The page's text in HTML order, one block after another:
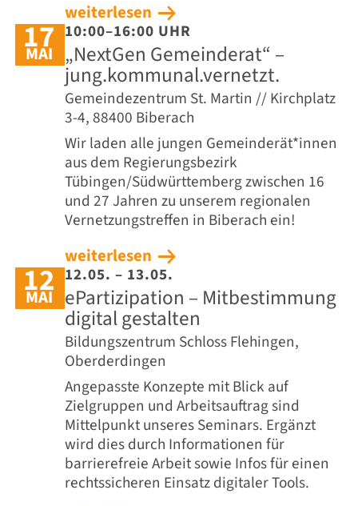
weiterlesen
17
MAI
10:00–16:00 UHR
„NextGen Gemeinderat“ –
jung.kommunal.vernetzt.
Gemeindezentrum St. Martin // Kirchplatz
3-4, 88400 Biberach
Wir laden alle jungen Gemeinderät*innen
aus dem Regierungsbezirk
Tübingen/Südwürttemberg zwischen 16
und 27 Jahren zu unserem regionalen
Vernetzungstreffen in Biberach ein!
weiterlesen
12
MAI
12.05. – 13.05.
ePartizipation – Mitbestimmung
digital gestalten
Bildungszentrum Schloss Flehingen,
Oberderdingen
Angepasste Konzepte mit Blick auf
Zielgruppen und Arbeitsauftrag sind
Mittelpunkt unseres Seminars. Ergänzt
wird dies durch Informationen für
barrierefreie Arbeit sowie Infos für einen
rechtssicheren Einsatz digitaler Tools.